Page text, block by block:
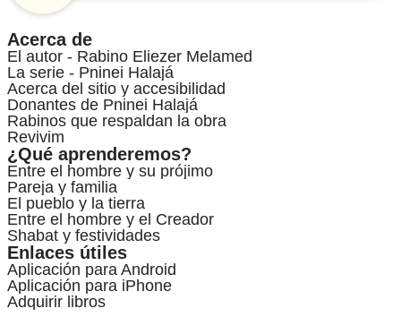
Acerca de
El autor - Rabino Eliezer Melamed
La serie - Pninei Halajá
Acerca del sitio y accesibilidad
Donantes de Pninei Halajá
Rabinos que respaldan la obra
Revivim
¿Qué aprenderemos?
Entre el hombre y su prójimo
Pareja y familia
El pueblo y la tierra
Entre el hombre y el Creador
Shabat y festividades
Enlaces útiles
Aplicación para Android
Aplicación para iPhone
Adquirir libros